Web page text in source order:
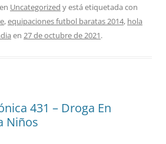
Uncategorized y está etiquetada con
,equipaciones futbol baratas 2014, hola
en 27 de octubre de 2021.
431 – Droga En
Niños